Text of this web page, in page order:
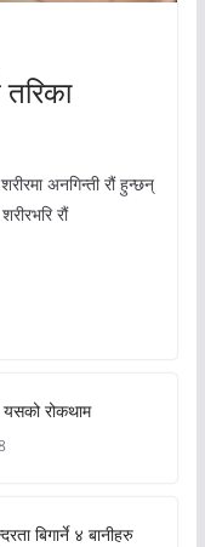
अनगिन्ती रौं हुन्छन्
रौं
रोकथाम
बिगार्ने ४ बानीहरु